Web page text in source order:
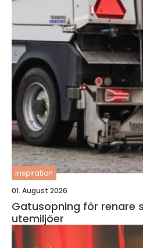
inspiration
01. August 2026
Gatusopning för renare
utemiljöer